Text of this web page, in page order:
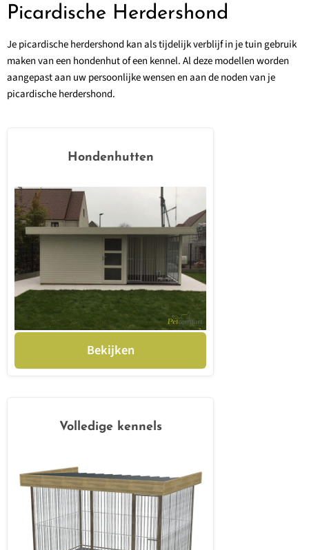
Picardische Herdershond
Je picardische herdershond kan als tijdelijk verblijf in je tuin gebruik
maken van een hondenhut of een kennel. Al deze modellen worden
aangepast aan uw persoonlijke wensen en aan de noden van je
picardische herdershond.
Hondenhutten
Bekijken
Volledige kennels